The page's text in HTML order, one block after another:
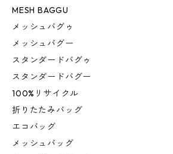
MESH BAGGU
メッシュバグゥ
メッシュバグー
スタンダードバグゥ
スタンダードバグー
100%リサイクル
折りたたみバッグ
エコバッグ
メッシュバッグ